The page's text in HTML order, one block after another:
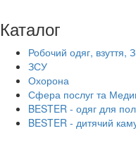
Каталог
Робочий одяг, взуття,
ЗСУ
Охорона
Сфера послуг та
BESTER - одяг для
BESTER - дитячий